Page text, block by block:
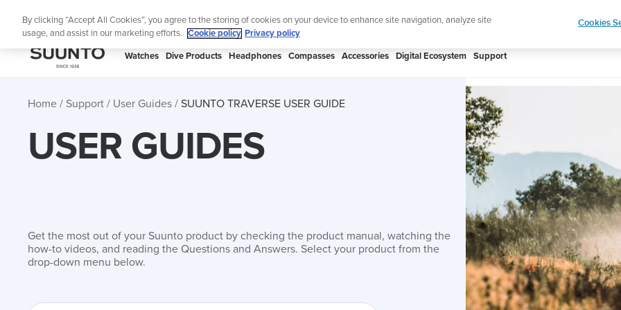
Lightweight sports watch designed for runners Shop
SUUNTO
Watches Dive Products Headphones Compasses Accessories Digital Ecosystem Support
Home Support User Guides SUUNTO TRAVERSE USER GUIDE
USER GUIDES
Get the most out of your Suunto product by checking the product manual, watching the
how-to videos, and reading the Questions and Answers. Select your product from the
drop-down menu below.
By clicking “Accept All Cookies”, you agree to the storing of cookies on your device to enhance site navigation, analyze site
usage, and assist in our marketing efforts.
Cookie policy Privacy policy
Cookies